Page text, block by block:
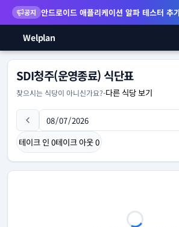
공지 안드로이드 애플리케이션 알파 테스터 추
Welplan
SDI청주(운영종료) 식단표
찾으시는 식당이 아니신가요?-다른 식당 보기
테이크 인 0테이크 아웃0